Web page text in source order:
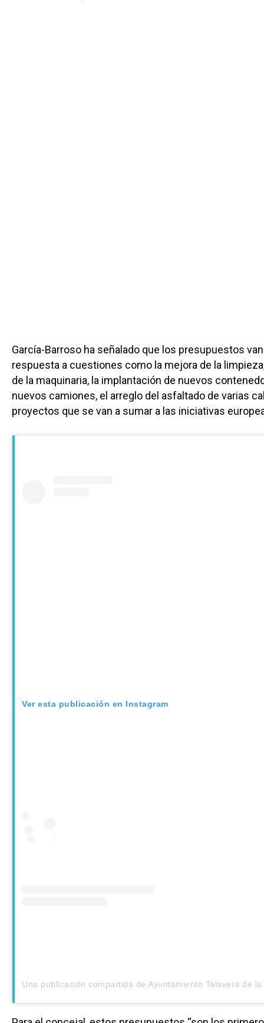
García-Barroso ha señalado que los presupuestos
respuesta a cuestiones como la mejora de la
de la maquinaria, la implantación de nuevos
nuevos camiones, el arreglo del asfaltado de varias
proyectos que se van a sumar a las iniciativas
Ver esta publicación en Instagram